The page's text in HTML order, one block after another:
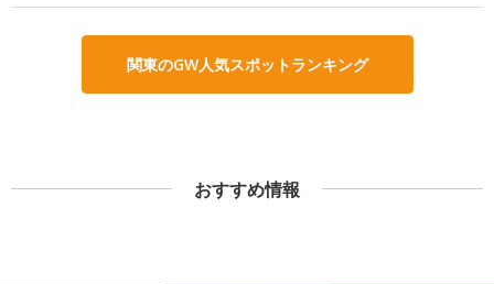
関東のGW人気スポットランキング
おすすめ情報